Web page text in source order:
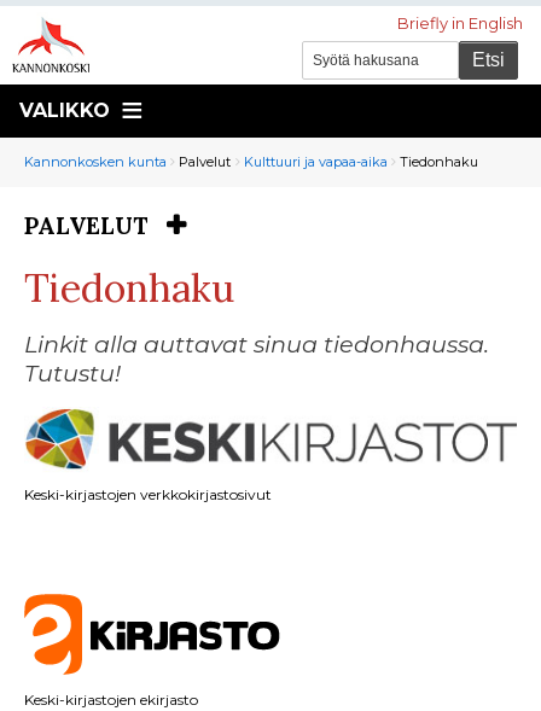
Briefly in English
VALIKKO
Murupolku
You
here:
Kannonkosken kunta Palvelut Kulttuuri ja vapaa-aika Tiedonhaku
You
here:
PALVELUT
Tiedonhaku
Linkit alla auttavat sinua tiedonhaussa.
Tutustu!
Keski-kirjastojen verkkokirjastosivut
Keski-kirjastojen ekirjasto